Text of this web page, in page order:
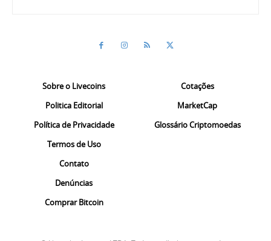
Sobre o Livecoins
Politica Editorial
Política de Privacidade
Termos de Uso
Contato
Denúncias
Comprar Bitcoin
Cotações
MarketCap
Glossário Criptomoedas